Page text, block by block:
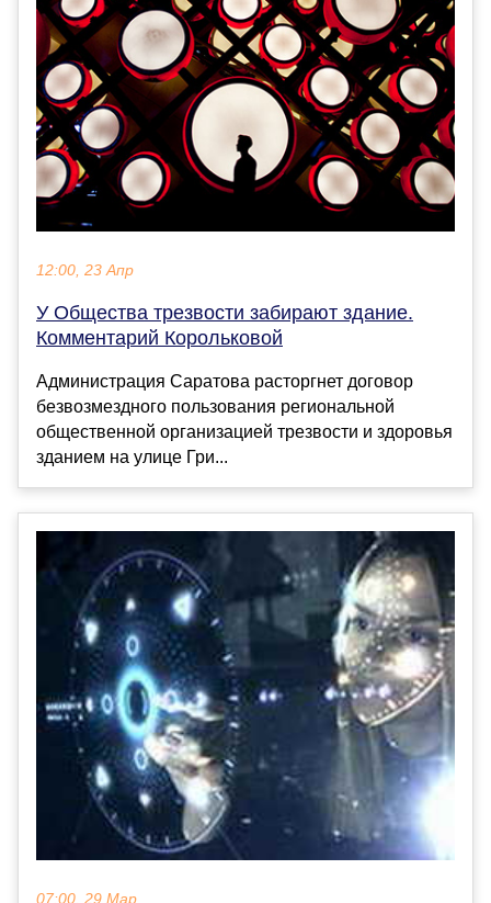
12:00, 23 Апр
У Общества трезвости забирают здание.
Комментарий Корольковой
Администрация Саратова расторгнет договор
безвозмездного пользования региональной
общественной организацией трезвости и здоровья
зданием на улице Гри...
07:00, 29 Мар